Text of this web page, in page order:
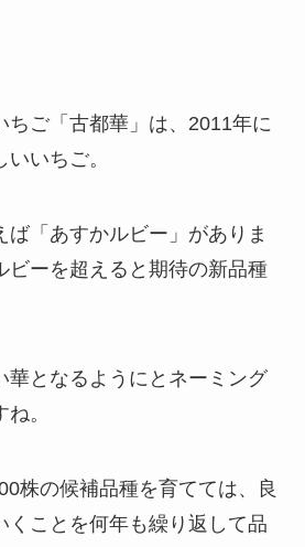
ちご「古都華」は、2011年に
いちご。
ば「あすかルビー」がありま
ビーを超えると期待の新品種
華となるようにとネーミング
。
株の候補品種を育てては、良
くことを何年も繰り返して品